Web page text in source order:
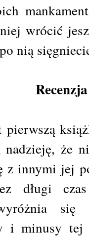
wrócić
nią
pierwszą
nadzieję, że
z innymi jej
długi
wyróżnia
i minusy